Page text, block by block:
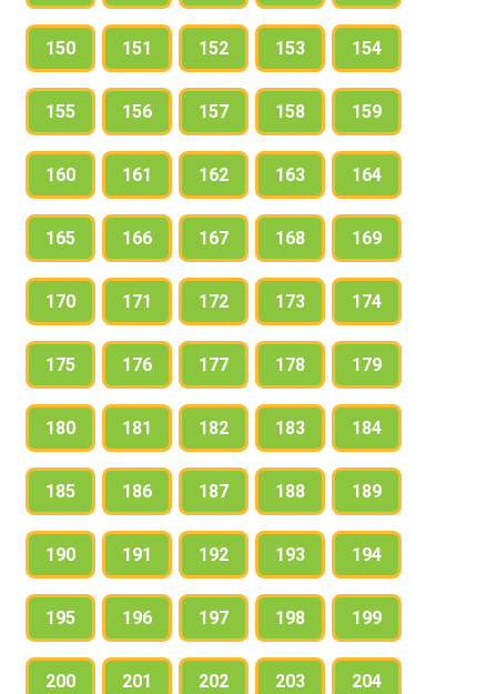
150 151 152 153 154
155 156 157 158 159
160 161 162 163 164
165 166 167 168 169
170 171 172 173 174
175 176 177 178 179
180 181 182 183 184
185 186 187 188 189
190 191 192 193 194
195 196 197 198 199
200 201 202 203 204